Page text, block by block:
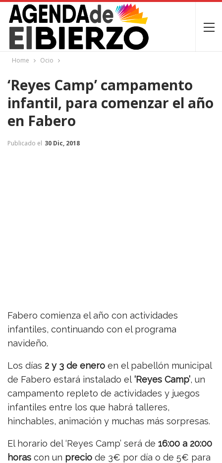
Home Ocio
‘Reyes Camp’ campamento
infantil, para comenzar el año
en Fabero
Publicado el 30 Dic, 2018
Fabero comienza el año con actividades
infantiles, continuando con el programa
navideño.
Los días 2 y 3 de enero en el pabellón municipal
de Fabero estará instalado el ‘Reyes Camp’, un
campamento repleto de actividades y juegos
infantiles entre los que habrá talleres,
hinchables, animación y muchas más sorpresas.
El horario del ‘Reyes Camp’ será de 16:00 a 20:00
horas con un precio de 3€ por día o de 5€ para